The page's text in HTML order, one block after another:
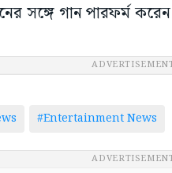
সঙ্গে গান পারফর্ম করেন
#Entertainment News